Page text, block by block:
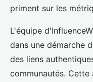
priment sur les
L'équipe
dans une démarche
des liens
communautés.